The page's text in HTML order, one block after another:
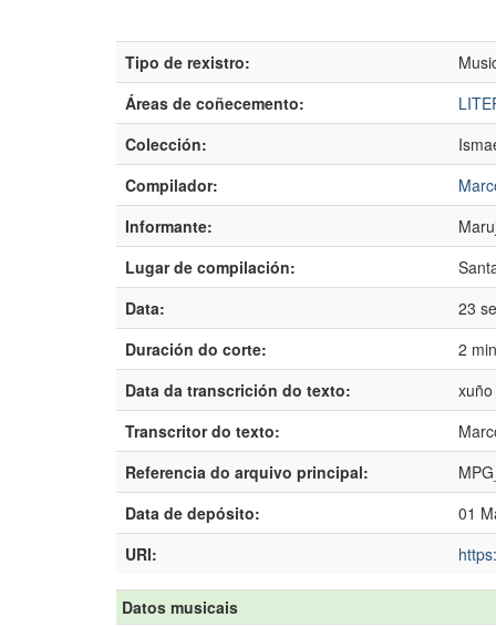
Tipo de rexistro:
Áreas de coñecemento:
Colección:
Compilador:
Informante:
Lugar de compilación:
Data:
23
Duración do corte:
2
Data da transcrición do texto:
Transcritor do texto:
Referencia do arquivo principal:
Data de depósito:
01
URI:
Datos musicais